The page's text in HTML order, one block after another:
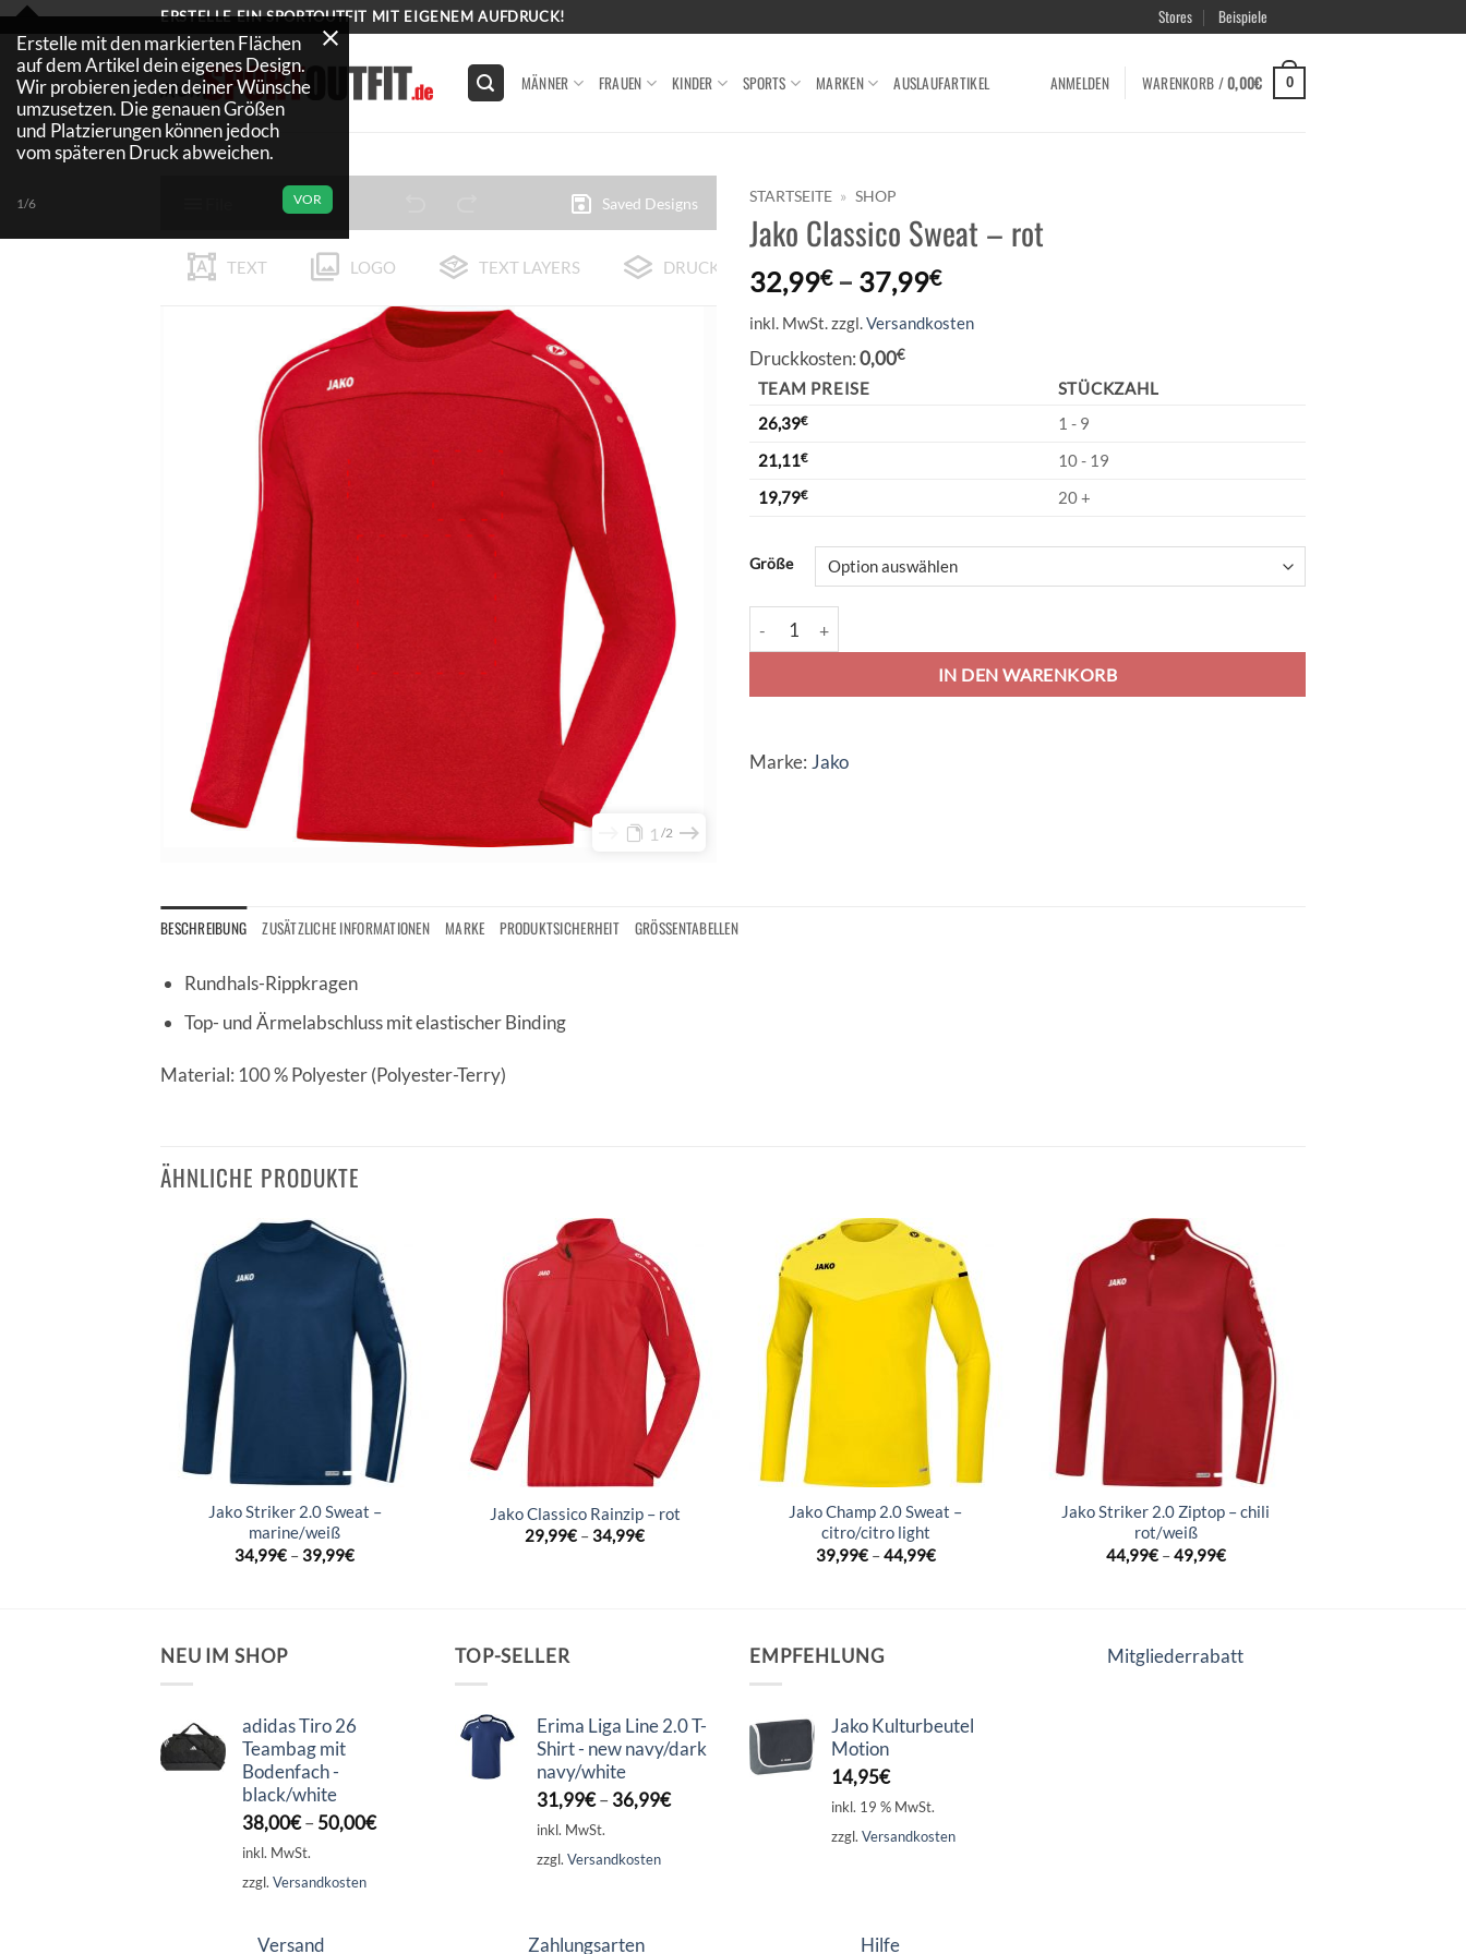
Zum
Inhalt
springen
ERSTELLE EIN SPORTOUTFIT MIT EIGENEM AUFDRUCK! Stores Beispiele
MÄNNER FRAUEN KINDER SPORTS MARKEN AUSLAUFARTIKEL ANMELDEN WARENKORB /0,00€ 0
Saved Designs
TEXT LOGO TEXT LAYERS DRUCK-BEISPIELE
1 2
STARTSEITE » SHOP
Jako Classico Sweat – rot
32,99€– 37,99€
inkl. MwSt.zzgl.Versandkosten
Druckkosten:0,00€
TEAM PREISE
STÜCKZAHL
26,39€
1 - 9
21,11€
10 - 19
19,79€ 20 +
Größe
Jako Classico Sweat - rot Menge
IN DEN WARENKORB
Alternative:
Marke: Jako
BESCHREIBUNG ZUSÄTZLICHE INFORMATIONEN MARKE PRODUKTSICHERHEIT GRÖSSENTABELLEN
Rundhals-Rippkragen
Top- und Ärmelabschluss mit elastischer Binding
Material: 100 % Polyester (Polyester-Terry)
ÄHNLICHE PRODUKTE
Jako Striker 2.0 Sweat –
marine/weiß
34,99€ – 39,99€
Jako Classico Rainzip – rot
29,99€ – 34,99€
Jako Champ 2.0 Sweat –
citro/citro light
39,99€–44,99€
Jako Striker 2.0 Ziptop – chili
rot/weiß
44,99€–49,99€
NEU IM SHOP
adidas Tiro 26
Teambag mit
Bodenfach -
black/white
38,00€– 50,00€
inkl. MwSt.
zzgl. Versandkosten
TOP-SELLER
Erima Liga Line 2.0 T-
Shirt - new navy/dark
navy/white
31,99€– 36,99€
inkl. MwSt.
zzgl. Versandkosten
EMPFEHLUNG
Jako Kulturbeutel
Motion
14,95€
inkl. 19 % MwSt.
zzgl. Versandkosten
Mitgliederrabatt
Versand Zahlungsarten Hilfe
Erstelle mit den markierten Flächen
auf dem Artikel dein eigenes Design.
Wir probieren jeden deiner Wünsche
umzusetzen. Die genauen Größen
und Platzierungen können jedoch
vom späteren Druck abweichen.
VOR
1/6